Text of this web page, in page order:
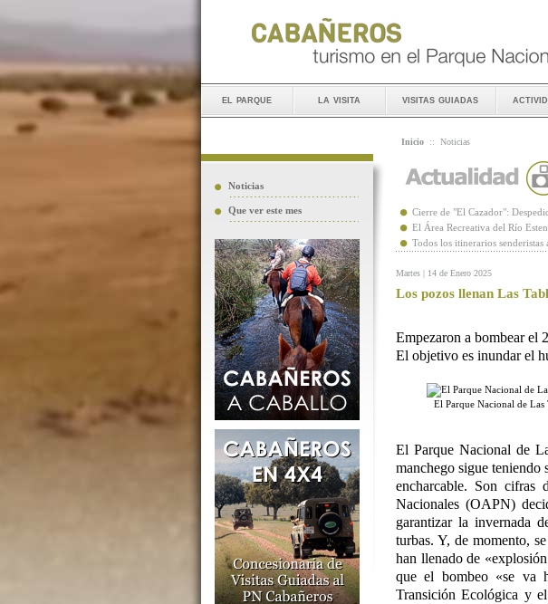
el parque la visita visitas guiadas
Noticias
Que ver este mes
Inicio :: Noticias
Cierre de "El Cazador":
El Área Recreativa del Río
Todos los itinerarios senderistas
Martes | 14 de Enero 2025
Los pozos llenan Las
Empezaron a bombear el
El objetivo es inundar el
El Parque Nacional de
El Parque Nacional de
manchego sigue teniendo
encharcable. Son cifras
Nacionales (OAPN)
garantizar la invernada
turbas. Y, de momento,
han llenado de
que el bombeo «se va
Transición Ecológica y